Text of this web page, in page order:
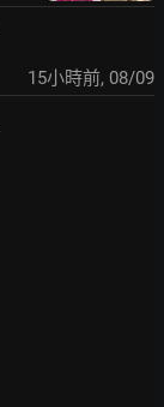
15小時前, 08/09